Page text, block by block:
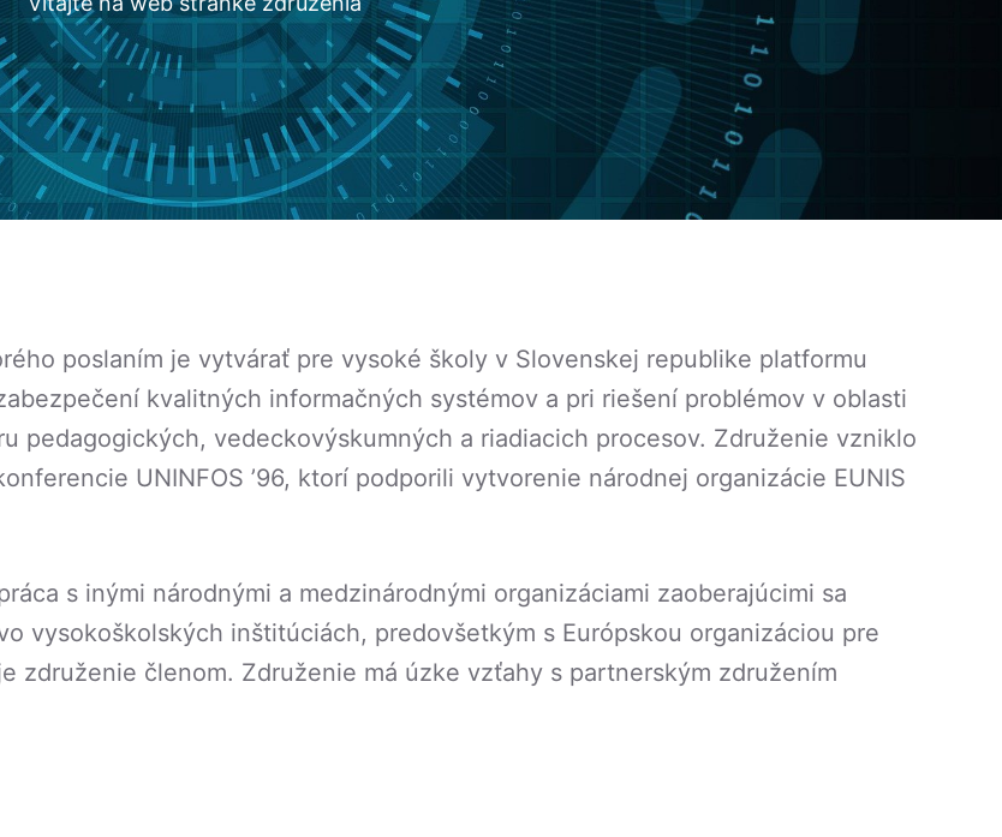
poslaním je vytvárať pre vysoké školy v Slovenskej republike platformu
kvalitných informačných systémov a pri riešení problémov v oblasti
pedagogických, vedeckovýskumných a riadiacich procesov. Združenie vzniklo
UNINFOS ’96, ktorí podporili vytvorenie národnej organizácie EUNIS
s inými národnými a medzinárodnými organizáciami zaoberajúcimi sa
vysokoškolských inštitúciách, predovšetkým s Európskou organizáciou pre
združenie členom. Združenie má úzke vzťahy s partnerským združením